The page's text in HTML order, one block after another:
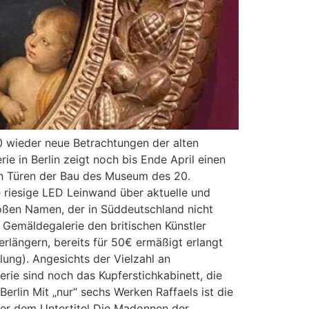
neue Betrachtungen der alten
in Berlin zeigt noch bis Ende April einen
der Bau des Museum des 20.
LED Leinwand über aktuelle und
Namen, der in Süddeutschland nicht
den britischen Künstler
bereits für 50€ ermäßigt erlangt
Angesichts der Vielzahl an
sind noch das Kupferstichkabinett, die
Mit „nur“ sechs Werken Raffaels ist die